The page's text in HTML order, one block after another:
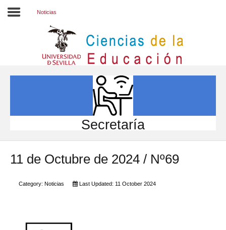
INVESTIGACIÓN
INTERNACIONAL
Directorio FCCE
Noticias
Secretaría
11 de Octubre de 2024 / Nº69
Category: Noticias Last Updated: 11 October 2024